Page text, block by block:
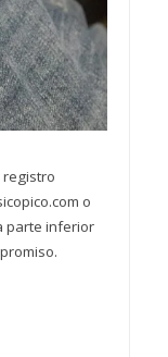
registro
o
parte inferior